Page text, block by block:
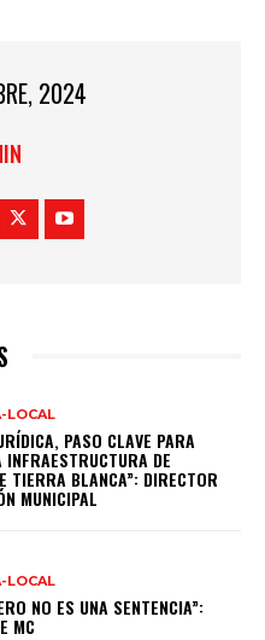
2024
LOCAL
PASO CLAVE PARA
INFRAESTRUCTURA DE
TIERRA BLANCA”: DIRECTOR
MUNICIPAL
LOCAL
NO ES UNA SENTENCIA”:
MC